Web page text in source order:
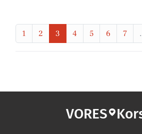
1 2 3 4 5 6 7
VORES